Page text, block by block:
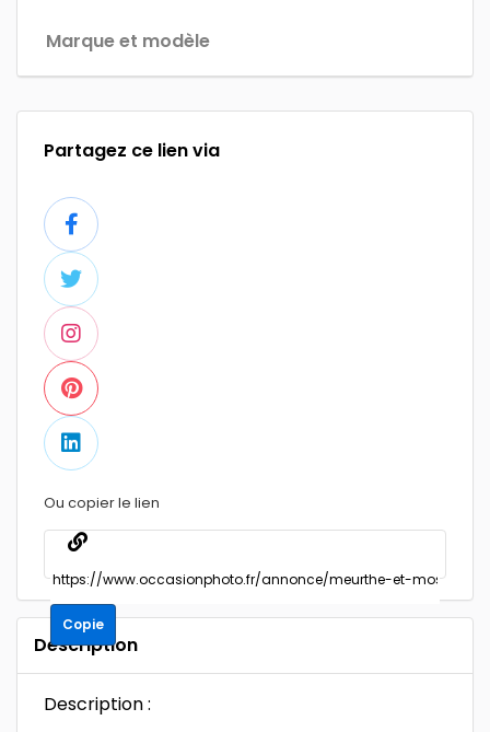
Marque et modèle
Partagez ce lien via
Ou copier le lien
Copie
Description
Description :